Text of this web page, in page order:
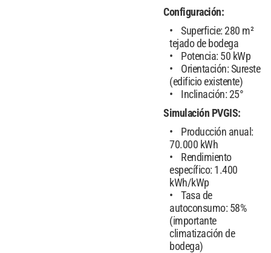
Configuración:
Superficie: 280 m²
tejado de bodega
Potencia: 50 kWp
Orientación: Sureste
(edificio existente)
Inclinación: 25°
Simulación PVGIS:
Producción anual:
70.000 kWh
Rendimiento
específico: 1.400
kWh/kWp
Tasa de
autoconsumo: 58%
(importante
climatización de
bodega)